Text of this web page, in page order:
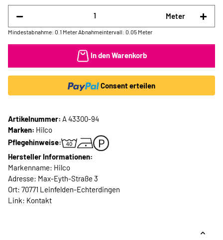
Meter
Mindestabnahme: 0.1 Meter Abnahmeintervall: 0.05 Meter
In den Warenkorb
Consent erteilen
Artikelnummer: A 43300-94
Marken: Hilco
Pflegehinweise:
Hersteller Informationen:
Markenname: Hilco
Adresse: Max-Eyth-Straße 3
Ort: 70771 Leinfelden-Echterdingen
Link: Kontakt